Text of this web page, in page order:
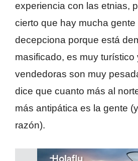
experiencia con las etnias,
cierto que hay mucha gente
decepciona porque está
masificado, es muy turístico
vendedoras son muy
dice que cuanto más al
más antipática es la gente
razón).